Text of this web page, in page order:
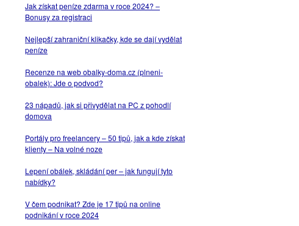
Jak získat peníze zdarma v roce 2024? –
Bonusy za registraci
Nejlepší zahraniční klikačky, kde se dají vydělat
peníze
Recenze na web obalky-doma.cz (plneni-
obalek): Jde o podvod?
23 nápadů, jak si přivydělat na PC z pohodlí
domova
Portály pro freelancery – 50 tipů, jak a kde získat
klienty – Na volné noze
Lepení obálek, skládání per – jak fungují tyto
nabídky?
V čem podnikat? Zde je 17 tipů na online
podnikání v roce 2024